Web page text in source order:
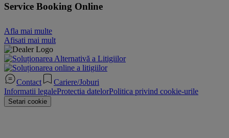
Service Booking Online
Afla mai multe
Afisati mai mult
Contact
Cariere/Joburi
Informatii legaleProtectia datelorPolitica privind cookie-urile
Setari cookie